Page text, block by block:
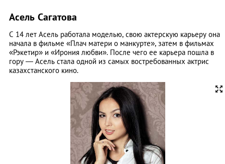
Асель Сагатова
С 14 лет Асель работала моделью, свою актерскую карьеру она
начала в фильме «Плач матери о манкурте», затем в фильмах
«Рэкетир» и «Ирония любви». После чего ее карьера пошла в
гору — Асель стала одной из самых востребованных актрис
казахстанского кино.